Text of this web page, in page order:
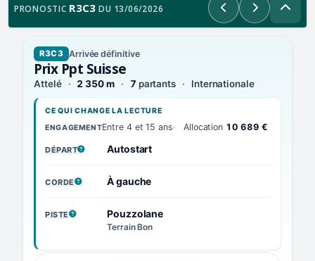
PRONOSTIC R3C3 DU 13/06/2026 PrécédentSuivant
R3C3 Arrivée définitive
Prix Ppt Suisse
Attelé 2 350 m 7 partants Internationale
CE QUI CHANGE LA LECTURE
ENGAGEMENTEntre 4 et 15 ans Allocation 10 689 €
DÉPART
, VOIR LA DÉFINITIONAutostart
CORDE
, VOIR LA DÉFINITION
À gauche
PISTE
, VOIR LA DÉFINITIONPouzzolane
Terrain Bon